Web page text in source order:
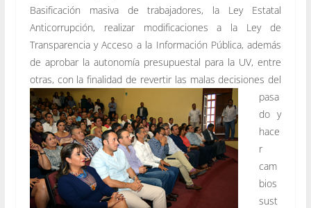
Basificación masiva de trabajadores, la Ley Estatal
Anticorrupción, realizar modificaciones a la Ley de
Transparencia y Acceso a la Información Pública, además
de aprobar la autonomía presupuestal para la UV, entre
otras, con la finalidad de revertir las malas decisiones del
pasa
do y
hace
r
cam
bios
sust